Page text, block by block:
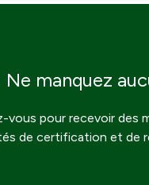
Ne manquez
vous pour recevoir des
de certification et de